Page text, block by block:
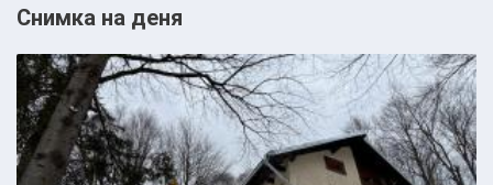
Снимка на деня